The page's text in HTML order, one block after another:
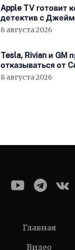
Apple TV готовит
детектив с
8 августа 2026
Tesla, Rivian и GM
отказываться от
8 августа 2026
Главная
Видео